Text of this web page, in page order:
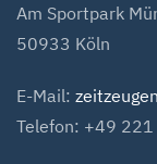
Am Sportpark
50933 Köln
E-Mail:
Telefon: +49